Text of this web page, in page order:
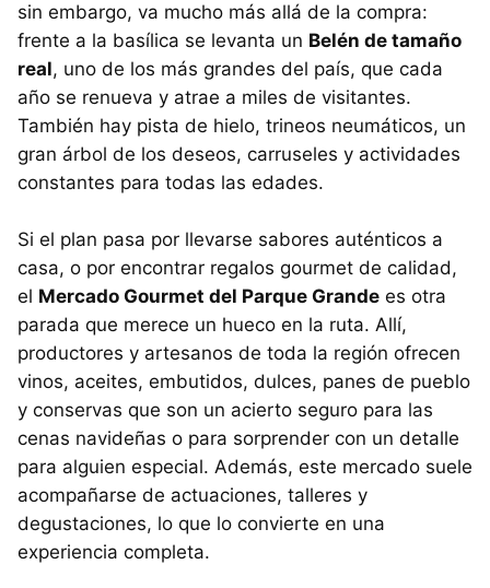
sin embargo, va mucho más allá de la compra:
frente a la basílica se levanta un Belén de tamaño
real, uno de los más grandes del país, que cada
año se renueva y atrae a miles de visitantes.
También hay pista de hielo, trineos neumáticos, un
gran árbol de los deseos, carruseles y actividades
constantes para todas las edades.
Si el plan pasa por llevarse sabores auténticos a
casa, o por encontrar regalos gourmet de calidad,
el Mercado Gourmet del Parque Grande es otra
parada que merece un hueco en la ruta. Allí,
productores y artesanos de toda la región ofrecen
vinos, aceites, embutidos, dulces, panes de pueblo
y conservas que son un acierto seguro para las
cenas navideñas o para sorprender con un detalle
para alguien especial. Además, este mercado suele
acompañarse de actuaciones, talleres y
degustaciones, lo que lo convierte en una
experiencia completa.